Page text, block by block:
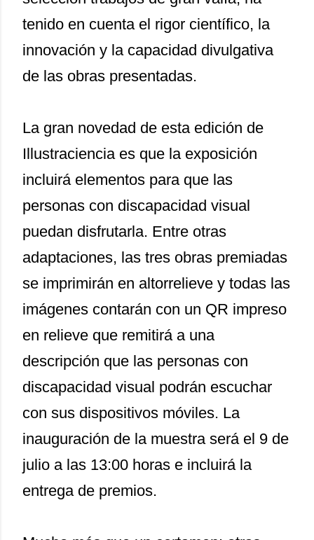
tenido en cuenta el rigor científico, la
innovación y la capacidad divulgativa
de las obras presentadas.
La gran novedad de esta edición de
Illustraciencia es que la exposición
incluirá elementos para que las
personas con discapacidad visual
puedan disfrutarla. Entre otras
adaptaciones, las tres obras premiadas
se imprimirán en altorrelieve y todas las
imágenes contarán con un QR impreso
en relieve que remitirá a una
descripción que las personas con
discapacidad visual podrán escuchar
con sus dispositivos móviles. La
inauguración de la muestra será el 9 de
julio a las 13:00 horas e incluirá la
entrega de premios.